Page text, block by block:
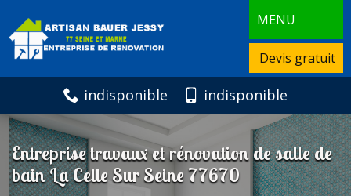
MENU
Devis gratuit
indisponible indisponible
Entreprise travaux et rénovation de salle de
bain La Celle Sur Seine 77670